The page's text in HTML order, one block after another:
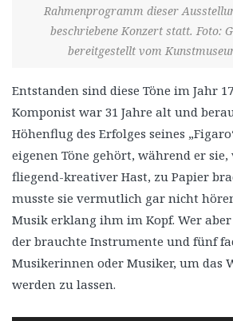
Rahmenprogramm dieser
beschriebene Konzert statt. Foto:
bereitgestellt vom
Entstanden sind diese Töne im Jahr
Komponist war 31 Jahre alt und
Höhenflug des Erfolges seines
eigenen Töne gehört, während er
fliegend-kreativer Hast, zu Papier
musste sie vermutlich gar nicht
Musik erklang ihm im Kopf. Wer aber
der brauchte Instrumente und fünf
Musikerinnen oder Musiker, um das
werden zu lassen.